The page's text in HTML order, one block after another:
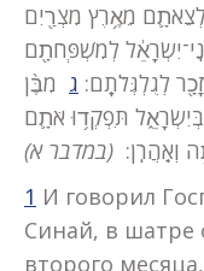
מֵאֶ֥רֶץ מִצְרַ֖יִם
לְמִשְׁפְּחֹתָ֖ם
לְגֻלְגְּלֹתָֽם: ג מִבֶּ֨ן
תִּפְקְד֥וּ אֹתָ֛ם
וְאַֽהֲרֹֽן: (במדבר א)
1 И говорил
Синай, в шатре
второго